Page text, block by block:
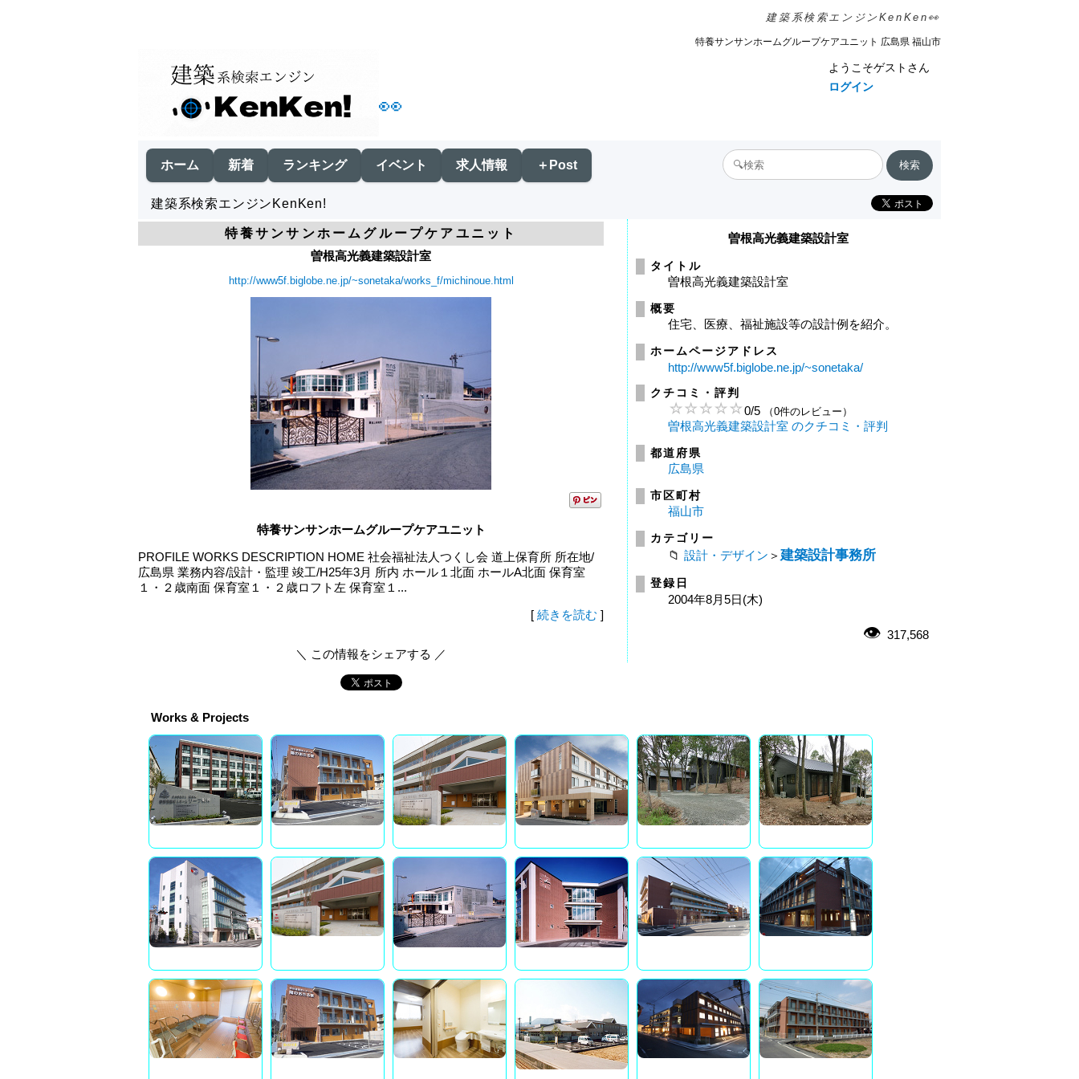
建築系検索エンジンKenKen👀
特養サンサンホームグループケアユニット 広島県 福山市
👀
ようこそゲストさん
ログイン
ホーム 新着 ランキング イベント 求人情報 ＋Post
建築系検索エンジンKenKen!
特養サンサンホームグループケアユニット
曽根高光義建築設計室
http://www5f.biglobe.ne.jp/~sonetaka/works_f/michinoue.html
特養サンサンホームグループケアユニット
PROFILE WORKS DESCRIPTION HOME 社会福祉法人つくし会 道上保育所 所在地/
広島県 業務内容/設計・監理 竣工/H25年3月 所内 ホール１北面 ホールA北面 保育室
１・２歳南面 保育室１・２歳ロフト左 保育室１...
[ 続きを読む ]
＼ この情報をシェアする ／
曽根高光義建築設計室
タイトル
曽根高光義建築設計室
概要
住宅、医療、福祉施設等の設計例を紹介。
ホームページアドレス
http://www5f.biglobe.ne.jp/~sonetaka/
クチコミ・評判
0/5 （0件のレビュー）
曽根高光義建築設計室 のクチコミ・評判
都道府県
広島県
市区町村
福山市
カテゴリー
設計・デザイン ＞ 建築設計事務所
登録日
2004年8月5日(木)
317,568
Works & Projects